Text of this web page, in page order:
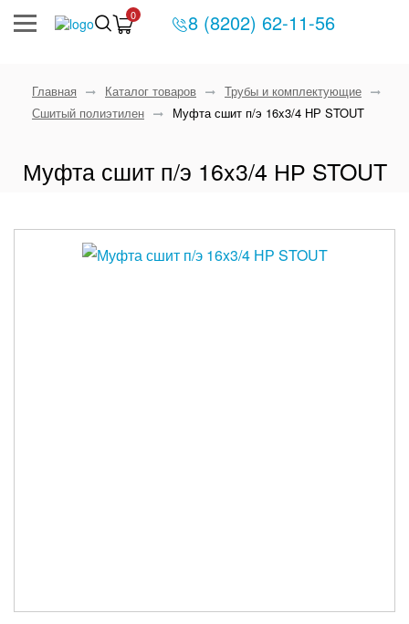
0 8 (8202) 62-11-56
Главная Каталог товаров
Трубы и комплектующие
Сшитый полиэтилен
Муфта сшит п/э 16x3/4 НР STOUT
Муфта сшит п/э 16x3/4 НР STOUT